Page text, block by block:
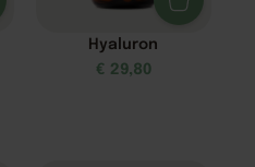
Hyaluron
€ 29,80